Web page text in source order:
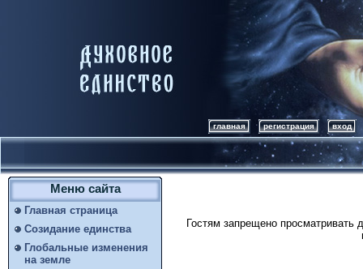
главная регистрация вход
Меню сайта
Главная страница
Созидание единства
Глобальные изменения
на земле
Гостям запрещено просматривать